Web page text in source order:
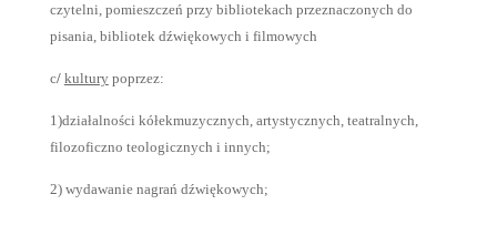
czytelni, pomieszczeń przy bibliotekach przeznaczonych do
pisania, bibliotek dźwiękowych i filmowych
c/ kulturypoprzez:
1)działalności kółekmuzycznych, artystycznych, teatralnych,
filozoficzno teologicznych i innych;
2) wydawanie nagrań dźwiękowych;